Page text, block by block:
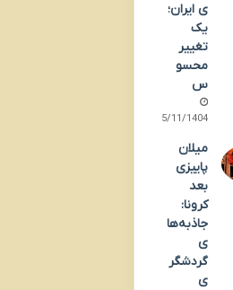
ی ایران؛
یک
تغییر
محسو
س
25/11/1404
میلان
پاییزی
بعد
کرونا:
جاذبه‌ها
ی
گردشگر
ی